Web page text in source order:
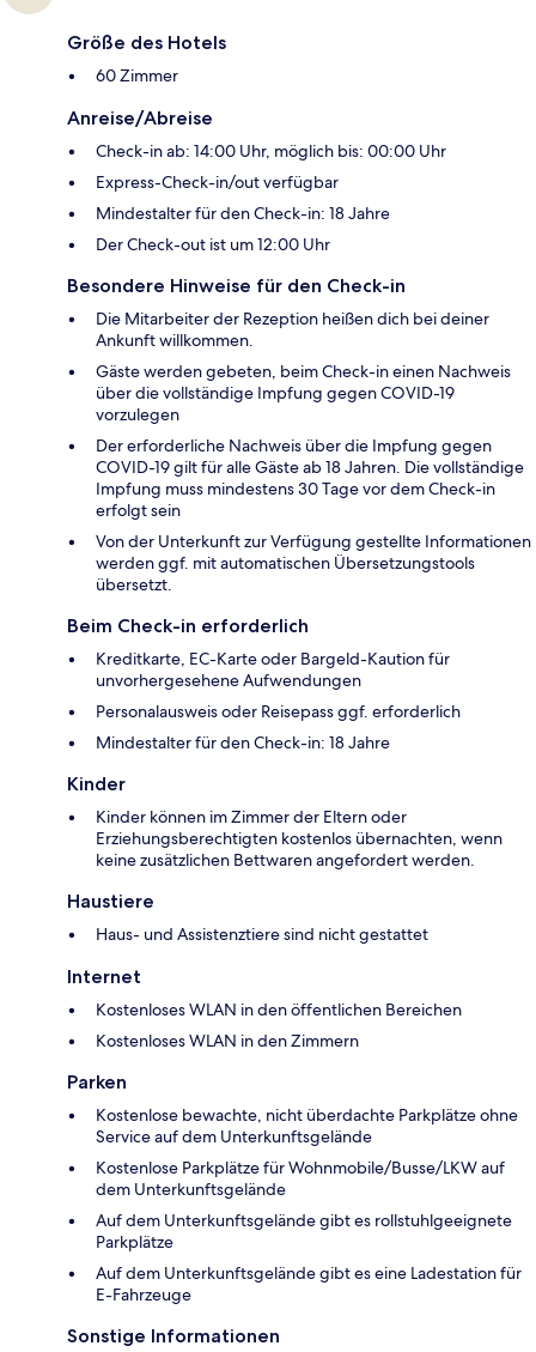
Größe des Hotels
60 Zimmer
Anreise/Abreise
Check-in ab: 14:00 Uhr, möglich bis: 00:00 Uhr
Express-Check-in/out verfügbar
Mindestalter für den Check-in: 18 Jahre
Der Check-out ist um 12:00 Uhr
Besondere Hinweise für den Check-in
Die Mitarbeiter der Rezeption heißen dich bei deiner
Ankunft willkommen.
Gäste werden gebeten, beim Check-in einen Nachweis
über die vollständige Impfung gegen COVID-19
vorzulegen
Der erforderliche Nachweis über die Impfung gegen
COVID-19 gilt für alle Gäste ab 18 Jahren. Die vollständige
Impfung muss mindestens 30 Tage vor dem Check-in
erfolgt sein
Von der Unterkunft zur Verfügung gestellte Informationen
werden ggf. mit automatischen Übersetzungstools
übersetzt.
Beim Check-in erforderlich
Kreditkarte, EC-Karte oder Bargeld-Kaution für
unvorhergesehene Aufwendungen
Personalausweis oder Reisepass ggf. erforderlich
Mindestalter für den Check-in: 18 Jahre
Kinder
Kinder können im Zimmer der Eltern oder
Erziehungsberechtigten kostenlos übernachten, wenn
keine zusätzlichen Bettwaren angefordert werden.
Haustiere
Haus- und Assistenztiere sind nicht gestattet
Internet
Kostenloses WLAN in den öffentlichen Bereichen
Kostenloses WLAN in den Zimmern
Parken
Kostenlose bewachte, nicht überdachte Parkplätze ohne
Service auf dem Unterkunftsgelände
Kostenlose Parkplätze für Wohnmobile/Busse/LKW auf
dem Unterkunftsgelände
Auf dem Unterkunftsgelände gibt es rollstuhlgeeignete
Parkplätze
Auf dem Unterkunftsgelände gibt es eine Ladestation für
E-Fahrzeuge
Sonstige Informationen